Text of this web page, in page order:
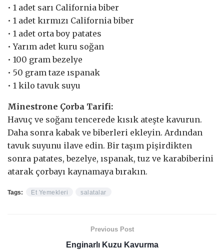
• 1 adet sarı California biber
• 1 adet kırmızı California biber
• 1 adet orta boy patates
• Yarım adet kuru soğan
• 100 gram bezelye
• 50 gram taze ıspanak
• 1 kilo tavuk suyu
Minestrone Çorba Tarifi:
Havuç ve soğanı tencerede kısık ateşte kavurun.
Daha sonra kabak ve biberleri ekleyin. Ardından
tavuk suyunu ilave edin. Bir taşım pişirdikten
sonra patates, bezelye, ıspanak, tuz ve karabiberini
atarak çorbayı kaynamaya bırakın.
Tags: Et Yemekleri salatalar
Previous Post
Enginarlı Kuzu Kavurma